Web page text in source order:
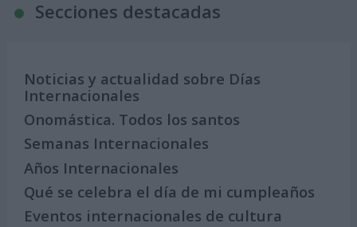
Secciones destacadas
Noticias y actualidad sobre Días
Internacionales
Onomástica. Todos los santos
Semanas Internacionales
Años Internacionales
Qué se celebra el día de mi cumpleaños
Eventos internacionales de cultura